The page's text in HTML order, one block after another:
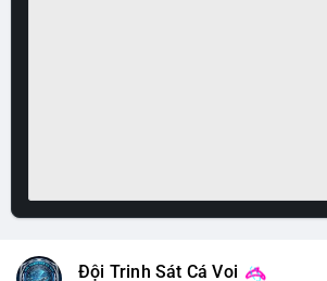
Đội Trinh Sát Cá Voi